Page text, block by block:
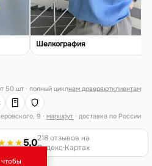
Шелкография
50 шт · полный циклнам доверяютклиентам
9 ·маршрут · доставка по России
5,0218 отзывов на
Яндекс·Картах